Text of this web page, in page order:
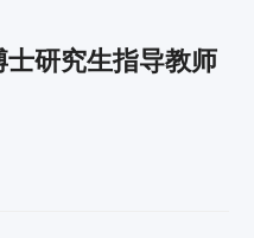
研究生指导教师